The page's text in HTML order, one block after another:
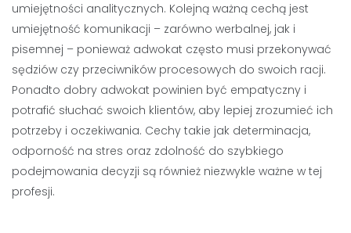
umiejętności analitycznych. Kolejną ważną cechą jest
umiejętność komunikacji – zarówno werbalnej, jak i
pisemnej – ponieważ adwokat często musi przekonywać
sędziów czy przeciwników procesowych do swoich racji.
Ponadto dobry adwokat powinien być empatyczny i
potrafić słuchać swoich klientów, aby lepiej zrozumieć ich
potrzeby i oczekiwania. Cechy takie jak determinacja,
odporność na stres oraz zdolność do szybkiego
podejmowania decyzji są również niezwykle ważne w tej
profesji.